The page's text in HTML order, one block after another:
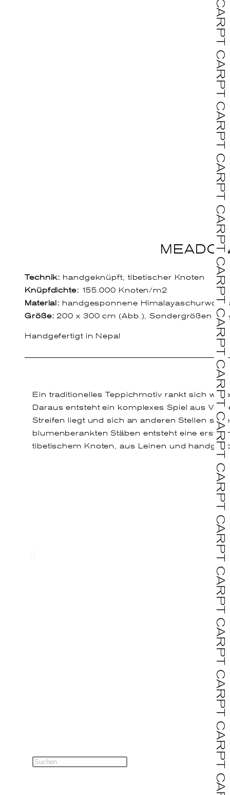
Technik: handgeknüpft, tibetischer Knoten
Knüpfdichte: 155.000 Knoten/m2
Material: handgesponnene
Größe: 200 x 300 cm (Abb.), Sondergrößen
Handgefertigt in Nepal
Ein traditionelles Teppichmotiv rankt sich wie
Daraus entsteht ein komplexes Spiel aus
Streifen liegt und sich an anderen Stellen
blumenberankten Stäben entsteht eine
tibetischem Knoten, aus Leinen und